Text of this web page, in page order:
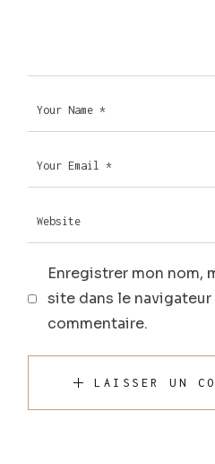
Enregistrer mon nom,
site dans le
commentaire.
LAISSER UN